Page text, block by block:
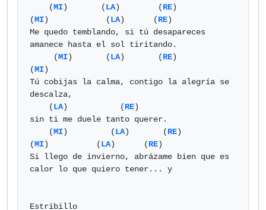
    (
MI)       (LA)        (RE)
(MI)            (LA)      (RE)
Me quedo temblando, si tú desapareces
amanece hasta el sol tiritando.
     (
MI)       (LA)       (RE)
(MI)
Tú cobijas la calma, contigo la alegría se
descalza,
    (
LA)           (RE)
sin ti me duele tanto querer.
    (
MI)         (LA)       (RE)
(MI)          (LA)      (RE)
Si llego de invierno, abrázame bien que es
calor lo que quiero tener... y
Estribillo